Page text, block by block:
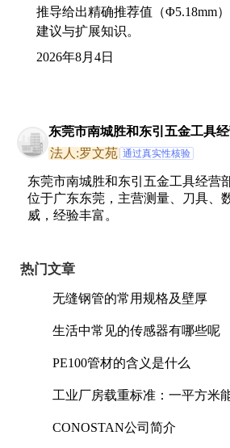
推导给出精确推荐值（Φ5.18mm
建议与扩展知识。
2026年8月4日
东莞市南城胜和东引五金工具
法人:罗文苑 通过真实性核验
东莞市南城胜和东引五金工具经营
位于广东东莞，主营测量、刀具、
威，经验丰富。
热门文章
无缝钢管的常用规格及壁厚
生活中常见的传感器有哪些呢
PE100管材的含义是什么
工业厂房载重标准：一平方米
CONOSTAN公司简介